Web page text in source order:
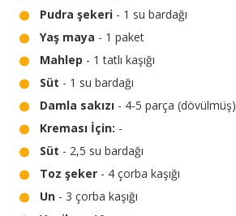
Pudra şekeri - 1 su bardağı
Yaş maya - 1 paket
Mahlep - 1 tatlı kaşığı
Süt - 1 su bardağı
Damla sakızı - 4-5 parça (dövülmüş)
Kreması İçin: -
Süt - 2,5 su bardağı
Toz şeker - 4 çorba kaşığı
Un - 3 çorba kaşığı